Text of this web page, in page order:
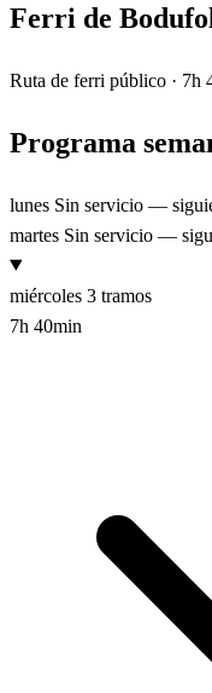
Ferri de
Ruta de ferri público · 7h
Programa
lunes Sin servicio —
martes Sin servicio —
miércoles 3 tramos
7h 40min